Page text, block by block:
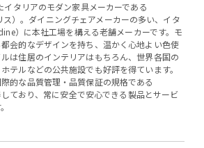
タリアのモダン家具メーカーである
）。ダイニングチェアメーカーの多い、イタ
）に本社工場を構える老舗メーカーです。モ
会的なデザインを持ち、温かく心地よい色使
は住居のインテリアはもちろん、世界各国の
テルなどの公共施設でも好評を得ています。
的な品質管理・品質保証の規格である
しており、常に安全で安心できる製品とサービ